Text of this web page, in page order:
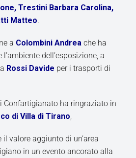
Trestini Barbara Carolina,
Matteo.
a Colombini Andrea che ha
dell’esposizione, a
Rossi Davide per i trasporti di
Confartigianato ha ringraziato in
di Villa di Tirano,
valore aggiunto di un’area
in un evento ancorato alla